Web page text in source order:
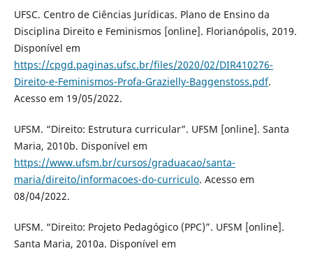
UFSC. Centro de Ciências Jurídicas. Plano de Ensino da
Disciplina Direito e Feminismos [online]. Florianópolis, 2019.
Disponível em
https://cpgd.paginas.ufsc.br/files/2020/02/DIR410276-
Direito-e-Feminismos-Profa-Grazielly-Baggenstoss.pdf.
Acesso em 19/05/2022.
UFSM. “Direito: Estrutura curricular”. UFSM [online]. Santa
Maria, 2010b. Disponível em
https://www.ufsm.br/cursos/graduacao/santa-
maria/direito/informacoes-do-curriculo. Acesso em
08/04/2022.
UFSM. “Direito: Projeto Pedagógico (PPC)”. UFSM [online].
Santa Maria, 2010a. Disponível em